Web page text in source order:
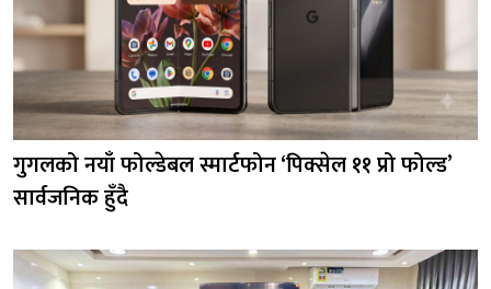
गुगलको नयाँ फोल्डेबल स्मार्टफोन ‘पिक्सेल ११ प्रो फोल्ड’
सार्वजनिक हुँदै